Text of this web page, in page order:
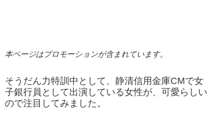
本ページはプロモーションが含まれています。
そうだん力特訓中として、静清信用金庫CMで女
子銀行員として出演している女性が、可愛らしい
ので注目してみました。